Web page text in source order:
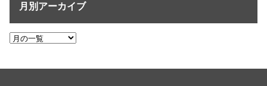
月別アーカイブ